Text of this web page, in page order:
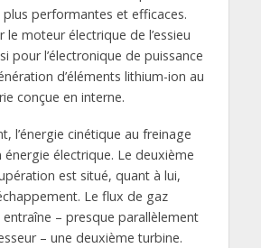
performantes et efficaces.
le moteur électrique de l’essieu
pour l’électronique de puissance
d’éléments lithium-ion au
conçue en interne.
l’énergie cinétique au freinage
énergie électrique. Le deuxième
est situé, quant à lui,
Le flux de gaz
entraîne – presque parallèlement
– une deuxième turbine.